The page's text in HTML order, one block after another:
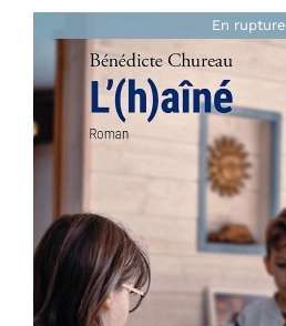
En rupture
4.86sur
DÉTAILS